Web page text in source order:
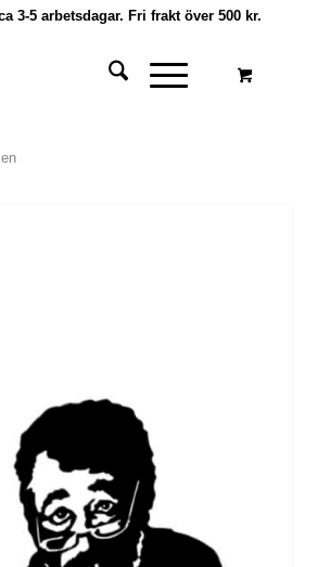
3-5 arbetsdagar. Fri frakt över 500 kr.